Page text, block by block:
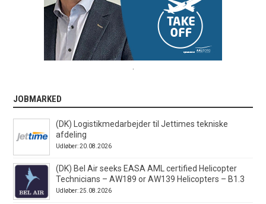
JOBMARKED
(DK) Logistikmedarbejder til Jettimes tekniske
afdeling
Udløber: 20.08.2026
(DK) Bel Air seeks EASA AML certified Helicopter
Technicians – AW189 or AW139 Helicopters – B1.3
Udløber: 25.08.2026